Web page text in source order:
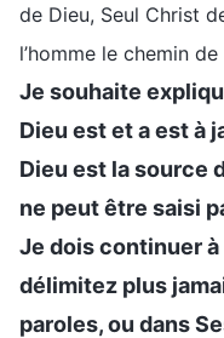
de Dieu, Seul Christ
l’homme le chemin
Je souhaite
Dieu est et a est à
Dieu est la source
ne peut être saisi
Je dois continuer à
délimitez plus
paroles, ou dans